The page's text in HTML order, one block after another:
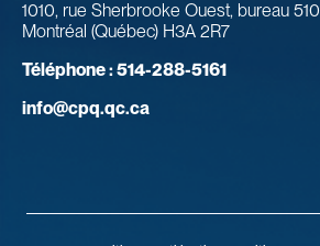
1010, rue Sherbrooke Ouest, bureau 510
Montréal (Québec) H3A 2R7
Téléphone :514-288-5161
info@cpq.qc.ca